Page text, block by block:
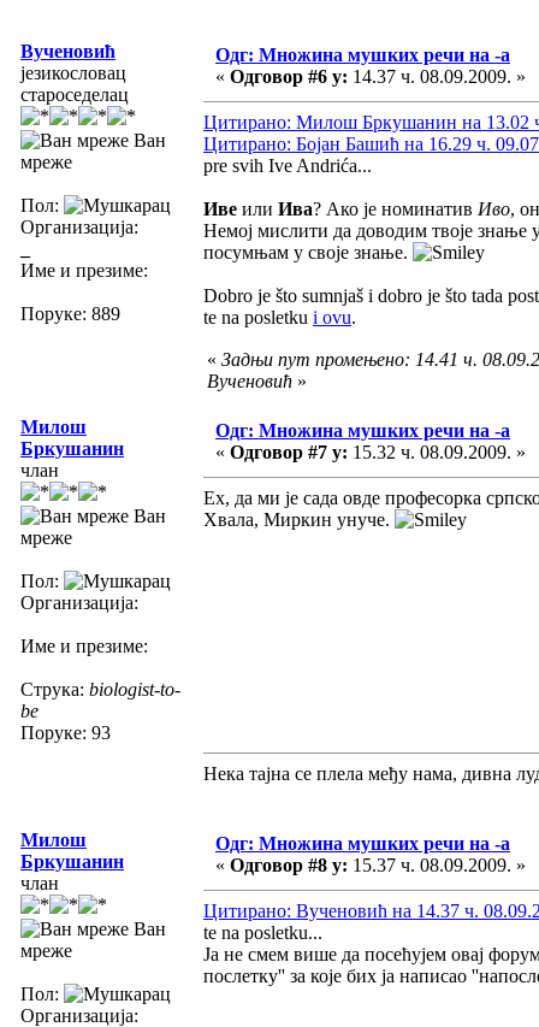
Вученовић
језикословац
староседелац
Ван
мреже
Пол:
Организација:
Име и презиме:
Поруке: 889
Одг: Множина мушких речи на -а
« Одговор #6 у: 14.37 ч. 08.09.2009. »
Цитирано: Милош Бркушанин на 13.02
Цитирано: Бојан Башић на 16.29 ч.
pre svih Ive Andrića...
Иве или Ива? Ако је номинатив Иво,
Немој мислити да доводим твоје знање
посумњам у своје знање.
Dobro je što sumnjaš i dobro je što tada
te na posletku i ovu.
« Задњи пут промењено: 14.41 ч.
Вученовић »
Милош
Бркушанин
члан
Ван
мреже
Пол:
Организација:
Име и презиме:
Струка: biologist-to-
be
Поруке: 93
Одг: Множина мушких речи на -а
« Одговор #7 у: 15.32 ч. 08.09.2009. »
Ех, да ми је сада овде професорка
Хвала, Миркин унуче.
Нека тајна се плела међу нама, дивна
Милош
Бркушанин
члан
Ван
мреже
Пол:
Организација:
Одг: Множина мушких речи на -а
« Одговор #8 у: 15.37 ч. 08.09.2009. »
Цитирано: Вученовић на 14.37 ч.
te na posletku...
Ја не смем више да посећујем овај
послетку'' за које бих ја написао